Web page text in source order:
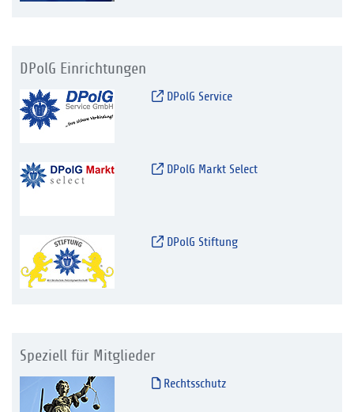
DPolG Einrichtungen
DPolG Service
DPolG Markt Select
DPolG Stiftung
Speziell für Mitglieder
Rechtsschutz